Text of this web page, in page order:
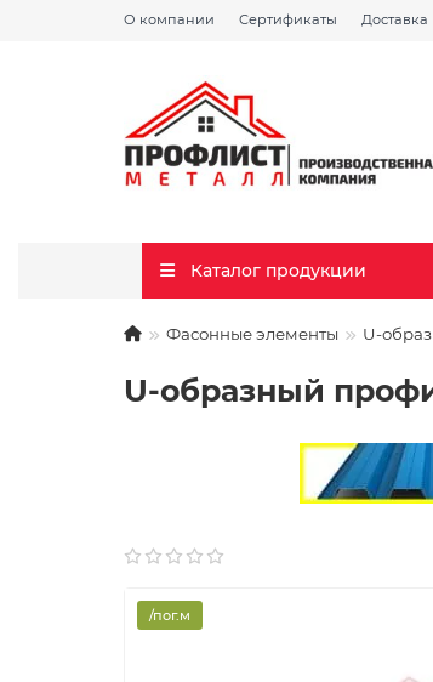
О компании Сертификаты Доставка
Каталог продукции
Фасонные элементы U-
U-образный
/пог.м